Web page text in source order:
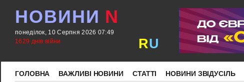
НОВИНИ N
понеділок, 10 Серпня 2026 07:49
1629 днів війни
RU
ГОЛОВНА ВАЖЛИВІ НОВИНИ СТАТТІ НОВИНИ ЗВІДУСІЛЬ